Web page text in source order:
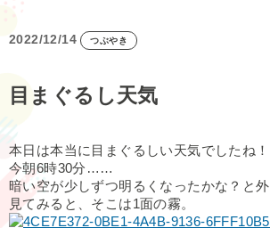
2022/12/14 つぶやき
目まぐるし天気
本日は本当に目まぐるしい天気でしたね！
今朝6時30分……
暗い空が少しずつ明るくなったかな？と
見てみると、そこは1面の霧。